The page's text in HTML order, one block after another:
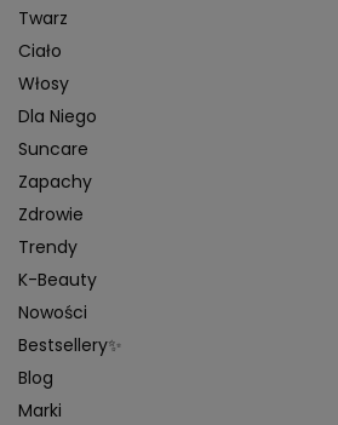
Twarz
Ciało
Włosy
Dla Niego
Suncare
Zapachy
Zdrowie
Trendy
K-Beauty
Nowości
Bestsellery✨
Blog
Marki